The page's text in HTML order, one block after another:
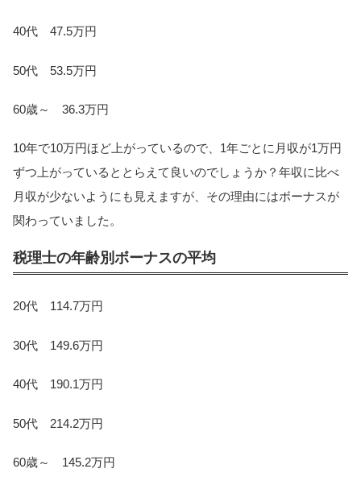
40代 47.5万円
50代 53.5万円
60歳～ 36.3万円
10年で10万円ほど上がっているので、1年ごとに月収が1万円
ずつ上がっているととらえて良いのでしょうか？年収に比べ
月収が少ないようにも見えますが、その理由にはボーナスが
関わっていました。
税理士の年齢別ボーナスの平均
20代 114.7万円
30代 149.6万円
40代 190.1万円
50代 214.2万円
60歳～ 145.2万円